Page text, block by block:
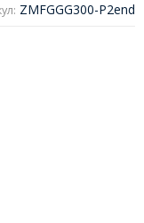
ZMFGGG300-P2end